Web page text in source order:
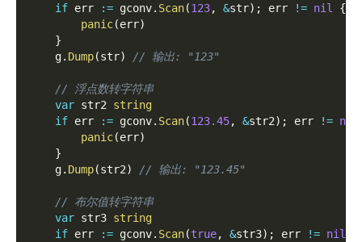
if err := gconv. Scan(123, &str) ; err != nil
{
panic(err)
}
    g
. Dump(str) // 输出: "123"
// 浮点数转字符串
var str2 string
if err := gconv. Scan(123.45, &str2) ; err != nil
panic(err)
}
    g
. Dump(str2) // 输出: "123.45"
// 布尔值转字符串
var str3 string
if err := gconv. Scan(true, &str3) ; err != nil